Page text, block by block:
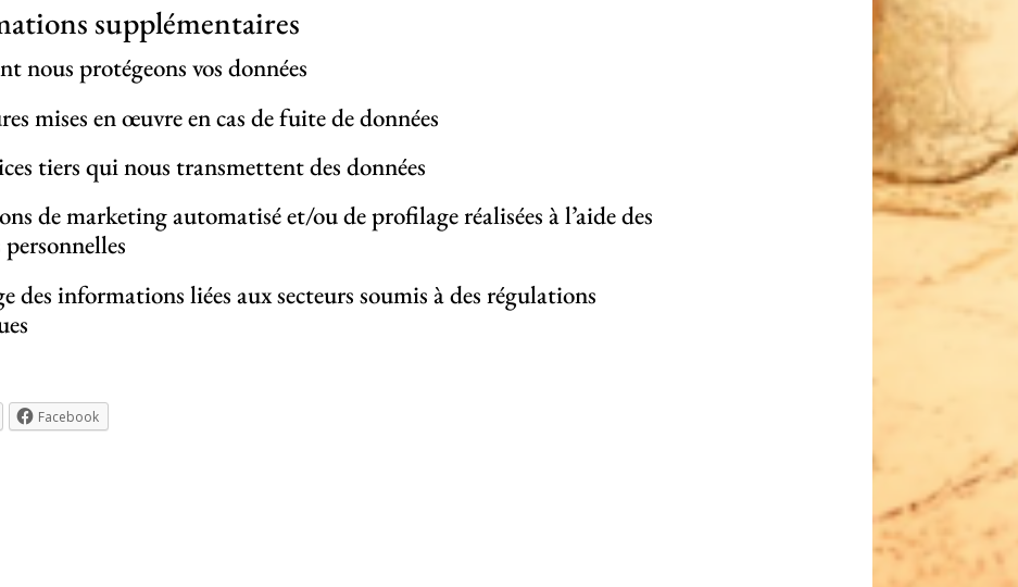
supplémentaires
nous protégeons vos données
mises en œuvre en cas de fuite de données
tiers qui nous transmettent des données
de marketing automatisé et/ou de profilage réalisées à l’aide des
des informations liées aux secteurs soumis à des régulations
Facebook